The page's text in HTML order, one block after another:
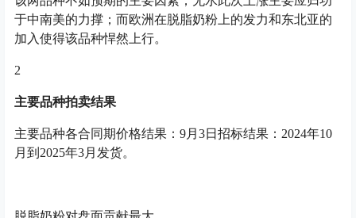
于中南美的力撑；而欧洲在脱脂奶粉上的发力和东北亚的
加入使得该品种悍然上行。
2
主要品种拍卖结果
主要品种各合同期价格结果：9月3日招标结果：2024年10
月到2025年3月发货。